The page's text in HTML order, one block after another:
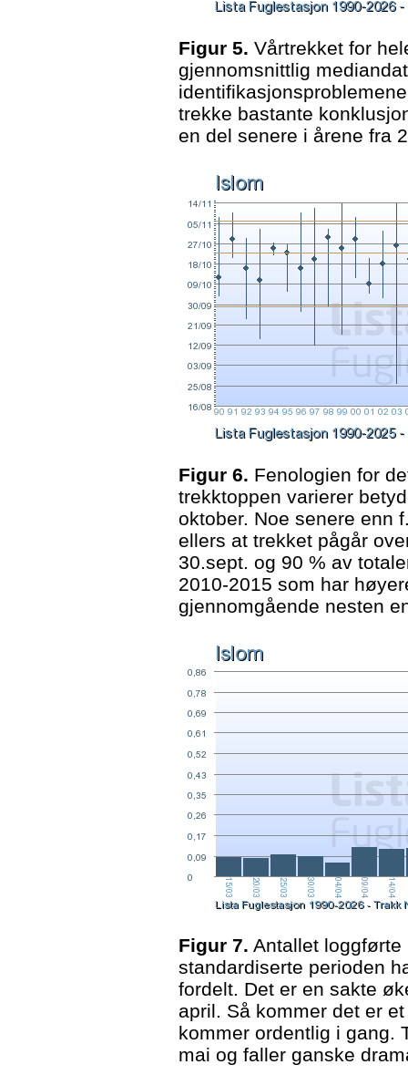
Figur 5. Vårtrekket for
gjennomsnittlig
trekke bastante
en del senere i årene fra
Figur 6. Fenologien for
trekktoppen varierer
oktober. Noe senere enn
ellers at trekket pågår
30.sept. og 90 % av
2010-2015 som har
gjennomgående nesten
Figur 7. Antallet
standardiserte perioden
fordelt. Det er en sakte
april. Så kommer det er
kommer ordentlig i gang.
mai og faller ganske